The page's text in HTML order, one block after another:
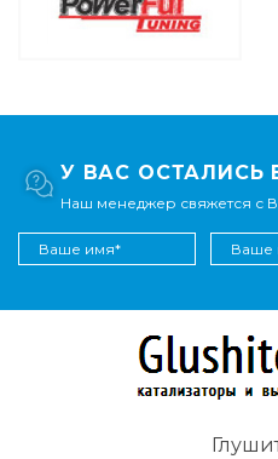
У ВАС ОСТАЛИСЬ
Наш менеджер свяжется с